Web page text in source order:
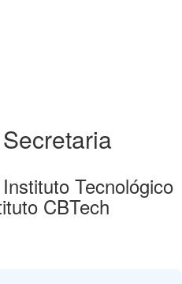
Tecnológico
CBTech